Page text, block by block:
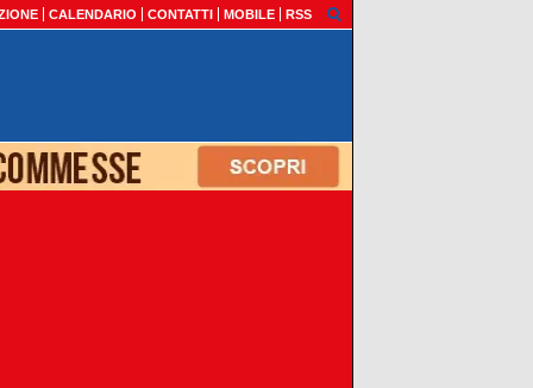
CALENDARIO CONTATTI MOBILE RSS